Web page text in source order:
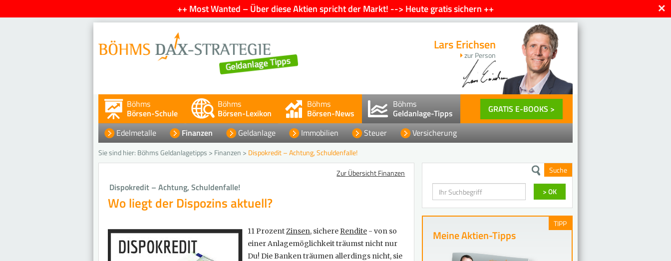
++ Most Wanted – Über diese Aktien spricht der Markt! --> Heute gratis sichern ++ ×
Lars Erichsen
zur Person
Böhms
Börsen-Schule
Böhms
Börsen-Lexikon
Böhms
Börsen-News
Böhms
Geldanlage-Tipps
GRATIS E-BOOKS >
Edelmetalle
Finanzen Geldanlage Immobilien Steuer Versicherung
Sie sind hier: Böhms Geldanlagetipps > Finanzen > Dispokredit – Achtung, Schuldenfalle!
Zur Übersicht Finanzen
Dispokredit – Achtung, Schuldenfalle!
Wo liegt der Dispozins aktuell?
11 ProzentZinsen, sichere Rendite - von so
einer Anlagemöglichkeit träumst nicht nur
Du! Die Banken träumen allerdings nicht, sie
Suche
Suchen
> OK
TIPP
Meine Aktien-Tipps